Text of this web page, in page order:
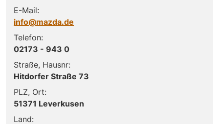
E-Mail:
info@mazda.de
Telefon:
02173 - 943 0
Straße, Hausnr:
Hitdorfer Straße 73
PLZ, Ort:
51371 Leverkusen
Land: